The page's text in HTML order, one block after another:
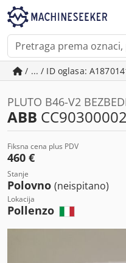
/ ... / ID oglasa:
PLUTO B46-V2
ABB CC90300002
Fiksna cena plus PDV
460 €
Stanje
Polovno (neispitano)
Lokacija
Pollenzo